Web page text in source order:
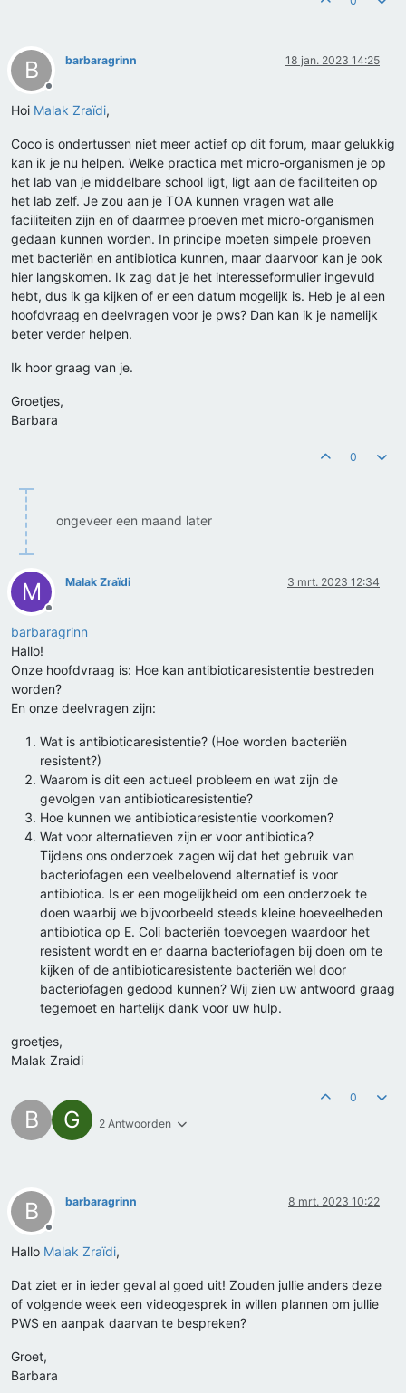
B
Offline
barbaragrinn 18 jan. 2023 14:25
Hoi Malak Zraïdi,
Coco is ondertussen niet meer actief op dit forum, maar gelukkig
kan ik je nu helpen. Welke practica met micro-organismen je op
het lab van je middelbare school ligt, ligt aan de faciliteiten op
het lab zelf. Je zou aan je TOA kunnen vragen wat alle
faciliteiten zijn en of daarmee proeven met micro-organismen
gedaan kunnen worden. In principe moeten simpele proeven
met bacteriën en antibiotica kunnen, maar daarvoor kan je ook
hier langskomen. Ik zag dat je het interesseformulier ingevuld
hebt, dus ik ga kijken of er een datum mogelijk is. Heb je al een
hoofdvraag en deelvragen voor je pws? Dan kan ik je namelijk
beter verder helpen.
Ik hoor graag van je.
Groetjes,
Barbara
0
ongeveer een maand later
M
Offline
Malak Zraïdi 3 mrt. 2023 12:34
barbaragrinn
Hallo!
Onze hoofdvraag is: Hoe kan antibioticaresistentie bestreden
worden?
En onze deelvragen zijn:
Wat is antibioticaresistentie? (Hoe worden bacteriën
resistent?)
Waarom is dit een actueel probleem en wat zijn de
gevolgen van antibioticaresistentie?
Hoe kunnen we antibioticaresistentie voorkomen?
Wat voor alternatieven zijn er voor antibiotica?
Tijdens ons onderzoek zagen wij dat het gebruik van
bacteriofagen een veelbelovend alternatief is voor
antibiotica. Is er een mogelijkheid om een onderzoek te
doen waarbij we bijvoorbeeld steeds kleine hoeveelheden
antibiotica op E. Coli bacteriën toevoegen waardoor het
resistent wordt en er daarna bacteriofagen bij doen om te
kijken of de antibioticaresistente bacteriën wel door
bacteriofagen gedood kunnen? Wij zien uw antwoord graag
tegemoet en hartelijk dank voor uw hulp.
groetjes,
Malak Zraidi
B G 2 Antwoorden
0
B
Offline
barbaragrinn 8 mrt. 2023 10:22
Hallo Malak Zraïdi,
Dat ziet er in ieder geval al goed uit! Zouden jullie anders deze
of volgende week een videogesprek in willen plannen om jullie
PWS en aanpak daarvan te bespreken?
Groet,
Barbara